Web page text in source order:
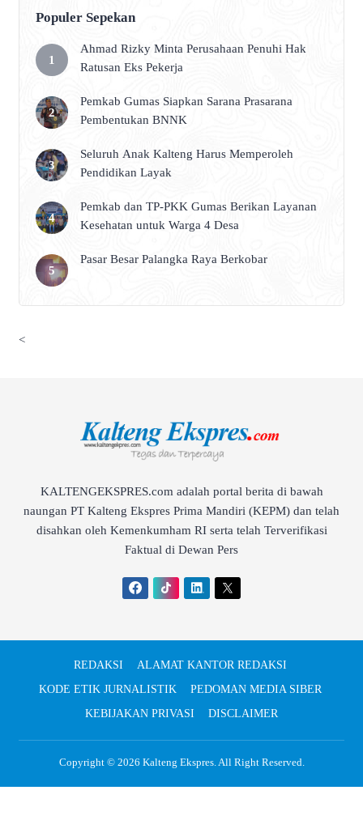
Populer Sepekan
Ahmad Rizky Minta Perusahaan Penuhi Hak
Ratusan Eks Pekerja
Pemkab Gumas Siapkan Sarana Prasarana
Pembentukan BNNK
Seluruh Anak Kalteng Harus Memperoleh
Pendidikan Layak
Pemkab dan TP-PKK Gumas Berikan Layanan
Kesehatan untuk Warga 4 Desa
Pasar Besar Palangka Raya Berkobar
<
KALTENGEKSPRES.com adalah portal berita di bawah
naungan PT Kalteng Ekspres Prima Mandiri (KEPM) dan telah
disahkan oleh Kemenkumham RI serta telah Terverifikasi
Faktual di Dewan Pers
REDAKSI
ALAMAT KANTOR REDAKSI
KODE ETIK JURNALISTIK
PEDOMAN MEDIA SIBER
KEBIJAKAN PRIVASI
DISCLAIMER
Copyright © 2026 Kalteng Ekspres. All Right Reserved.